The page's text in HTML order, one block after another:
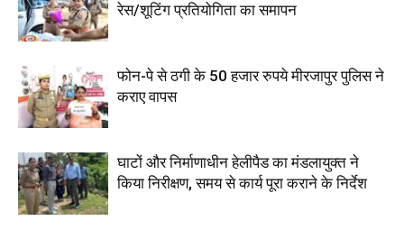
रेस/शूटिंग प्रतियोगिता का समापन
फोन-पे से ठगी के 50 हजार रुपये मीरजापुर पुलिस ने
कराए वापस
घाटों और निर्माणाधीन हेलीपैड का मंडलायुक्त ने
किया निरीक्षण, समय से कार्य पूरा कराने के निर्देश